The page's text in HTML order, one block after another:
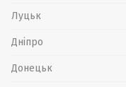
Луцьк
Дніпро
Донецьк